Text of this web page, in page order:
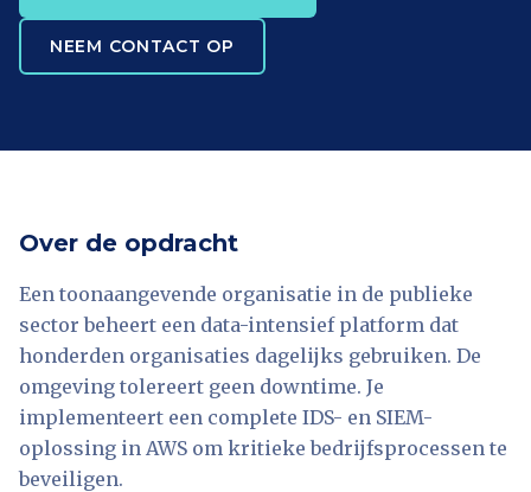
NEEM CONTACT OP
Over de opdracht
Een toonaangevende organisatie in de publieke
sector beheert een data-intensief platform dat
honderden organisaties dagelijks gebruiken. De
omgeving tolereert geen downtime. Je
implementeert een complete IDS- en SIEM-
oplossing in AWS om kritieke bedrijfsprocessen te
beveiligen.